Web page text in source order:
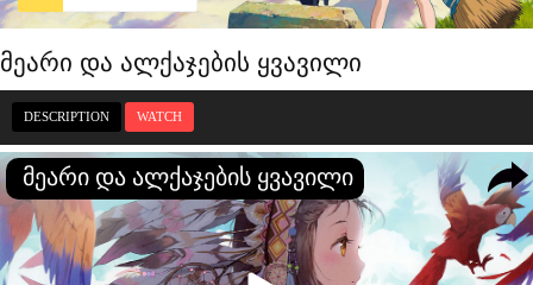
მეარი და ალქაჯების ყვავილი
DESCRIPTION WATCH
მეარი და ალქაჯების ყვავილი